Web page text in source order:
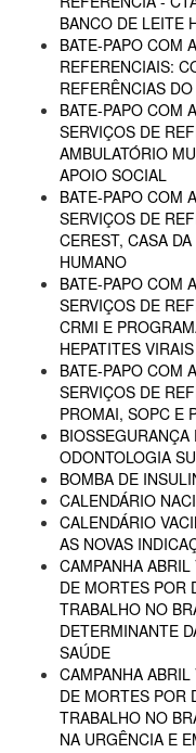
BANCO DE LEITE
BATE-PAPO COM
REFERENCIAIS:
REFERÊNCIAS
BATE-PAPO COM
SERVIÇOS DE
AMBULATÓRIO
APOIO SOCIAL
BATE-PAPO COM
SERVIÇOS DE
CEREST, CASA
HUMANO
BATE-PAPO COM
SERVIÇOS DE
CRMI E
HEPATITES VIRAIS
BATE-PAPO COM
SERVIÇOS DE
PROMAI, SOPC E
ODONTOLOGIA
BOMBA DE
CALENDÁRIO
CALENDÁRIO
AS NOVAS
CAMPANHA
DE MORTES POR
TRABALHO NO
DETERMINANTE
SAÚDE
CAMPANHA
DE MORTES POR
TRABALHO NO
NA URGÊNCIA E